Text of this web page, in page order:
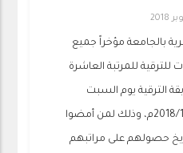
بالجامعة مؤخراً جميع
للمرتبة العاشرة
الترقية يوم السبت
1440/2/25هـ الموافق 2018/11/3م، وذلك لمن أمضوا
حصولهم على مراتبهم